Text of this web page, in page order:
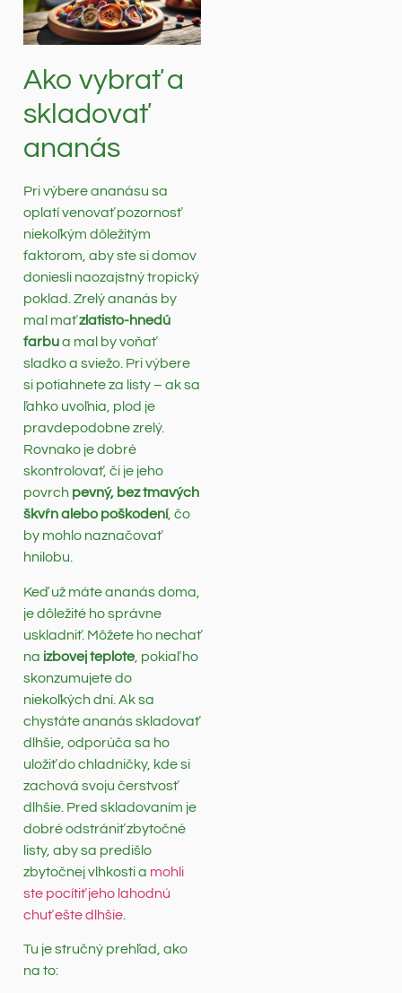
Ako vybrať a
skladovať
ananás
Pri výbere ananásu sa
oplatí venovať pozornosť
niekoľkým dôležitým
faktorom, aby ste si domov
doniesli naozajstný tropický
poklad. Zrelý ananás by
mal maťzlatisto-hnedú
farbua mal by voňať
sladko a sviežo. Pri výbere
si potiahnete za listy – ak sa
ľahko uvoľnia, plod je
pravdepodobne zrelý.
Rovnako je dobré
skontrolovať, či je jeho
povrch pevný, bez tmavých
škvŕn alebo poškodení, čo
by mohlo naznačovať
hnilobu.
Keď už máte ananás doma,
je dôležité ho správne
uskladniť. Môžete ho nechať
na izbovej teplote, pokiaľ ho
skonzumujete do
niekoľkých dní. Ak sa
chystáte ananás skladovať
dlhšie, odporúča sa ho
uložiť do chladničky, kde si
zachová svoju čerstvosť
dlhšie. Pred skladovaním je
dobré odstrániť zbytočné
listy, aby sa predišlo
zbytočnej vlhkosti a mohli
ste pocítiť jeho lahodnú
chuť ešte dlhšie
Tu je stručný prehľad, ako
na to: